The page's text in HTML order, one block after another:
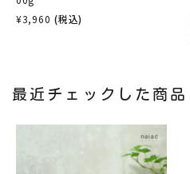
¥3,960 (税込)
最近チェックした商品